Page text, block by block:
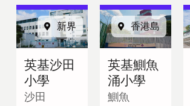
新界
英基沙田
小學
沙田
香港島
英基鰂魚
涌小學
鰂魚